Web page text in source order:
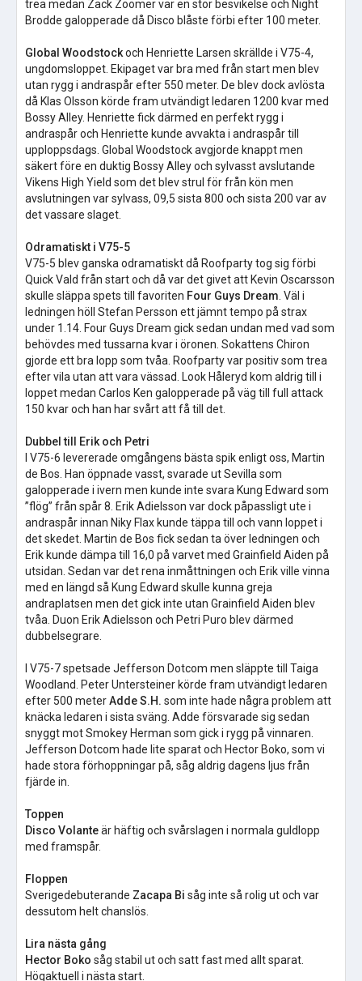
trea medan Zack Zoomer var en stor besvikelse och Night
Brodde galopperade då Disco blåste förbi efter 100 meter.
Global Woodstockoch Henriette Larsen skrällde i V75-4,
ungdomsloppet. Ekipaget var bra med från start men blev
utan rygg i andraspår efter 550 meter. De blev dock avlösta
då Klas Olsson körde fram utvändigt ledaren 1200 kvar med
Bossy Alley. Henriette fick därmed en perfekt rygg i
andraspår och Henriette kunde avvakta i andraspår till
upploppsdags. Global Woodstock avgjorde knappt men
säkert före en duktig Bossy Alley och sylvasst avslutande
Vikens High Yield som det blev strul för från kön men
avslutningen var sylvass, 09,5 sista 800 och sista 200 var av
det vassare slaget.
Odramatiskt i V75-5
V75-5 blev ganska odramatiskt då Roofparty tog sig förbi
Quick Vald från start och då var det givet att Kevin Oscarsson
skulle släppa spets till favoriten Four Guys Dream . Väl i
ledningen höll Stefan Persson ett jämnt tempo på strax
under 1.14. Four Guys Dream gick sedan undan med vad som
behövdes med tussarna kvar i öronen. Sokattens Chiron
gjorde ett bra lopp som tvåa. Roofparty var positiv som trea
efter vila utan att vara vässad. Look Håleryd kom aldrig till i
loppet medan Carlos Ken galopperade på väg till full attack
150 kvar och han har svårt att få till det.
Dubbel till Erik och Petri
I V75-6 levererade omgångens bästa spik enligt oss, Martin
de Bos. Han öppnade vasst, svarade ut Sevilla som
galopperade i ivern men kunde inte svara Kung Edward som
”flög” från spår 8. Erik Adielsson var dock påpassligt ute i
andraspår innan Niky Flax kunde täppa till och vann loppet i
det skedet. Martin de Bos fick sedan ta över ledningen och
Erik kunde dämpa till 16,0 på varvet med Grainfield Aiden på
utsidan. Sedan var det rena inmåttningen och Erik ville vinna
med en längd så Kung Edward skulle kunna greja
andraplatsen men det gick inte utan Grainfield Aiden blev
tvåa. Duon Erik Adielsson och Petri Puro blev därmed
dubbelsegrare.
I V75-7 spetsade Jefferson Dotcom men släppte till Taiga
Woodland. Peter Untersteiner körde fram utvändigt ledaren
efter 500 meterAdde S.H. som inte hade några problem att
knäcka ledaren i sista sväng. Adde försvarade sig sedan
snyggt mot Smokey Herman som gick i rygg på vinnaren.
Jefferson Dotcom hade lite sparat och Hector Boko, som vi
hade stora förhoppningar på, såg aldrig dagens ljus från
fjärde in.
Toppen
Disco Volanteär häftig och svårslagen i normala guldlopp
med framspår.
Floppen
Sverigedebuterande Zacapa Bi såg inte så rolig ut och var
dessutom helt chanslös.
Lira nästa gång
Hector Boko såg stabil ut och satt fast med allt sparat.
Högaktuell i nästa start.